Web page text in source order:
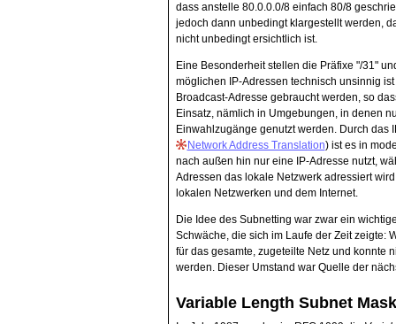
dass anstelle 80.0.0.0/8 einfach 80/8
jedoch dann unbedingt klargestellt werden,
nicht unbedingt ersichtlich ist.
Eine Besonderheit stellen die Präfixe "/31"
möglichen IP-Adressen technisch unsinnig
Broadcast-Adresse gebraucht werden, so
Einsatz, nämlich in Umgebungen, in denen
Einwahlzugänge genutzt werden. Durch das
Network Address Translation) ist es in
nach außen hin nur eine IP-Adresse nutzt,
Adressen das lokale Netzwerk adressiert
lokalen Netzwerken und dem Internet.
Die Idee des Subnetting war zwar ein
Schwäche, die sich im Laufe der Zeit zeigte:
für das gesamte, zugeteilte Netz und konnte
werden. Dieser Umstand war Quelle der
Variable Length Subnet